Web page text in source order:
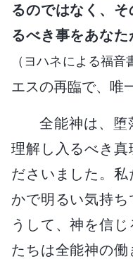
るのではなく、
るべき事をあな
（ヨハネによる福音
エスの再臨で、唯
全能神は、堕
理解し入るべき真
ださいました。
かで明るい気持ち
うして、神を信
たちは全能神の